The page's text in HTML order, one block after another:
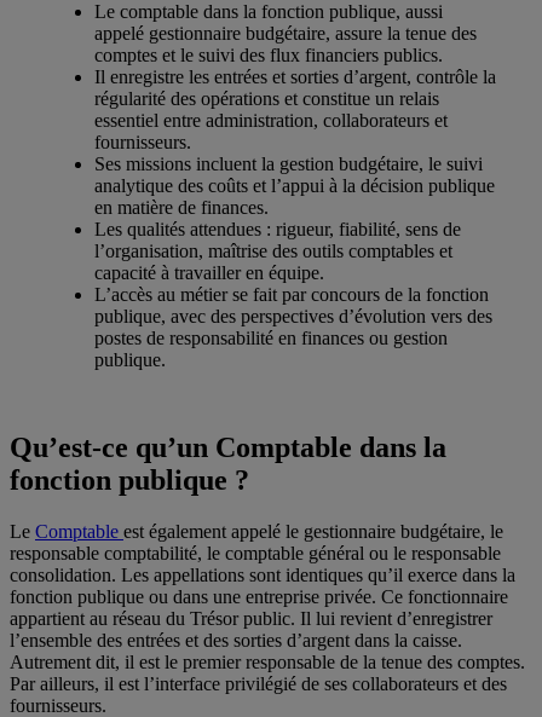
Le comptable dans la fonction publique, aussi
appelé gestionnaire budgétaire, assure la tenue des
comptes et le suivi des flux financiers publics.
Il enregistre les entrées et sorties d’argent, contrôle la
régularité des opérations et constitue un relais
essentiel entre administration, collaborateurs et
fournisseurs.
Ses missions incluent la gestion budgétaire, le suivi
analytique des coûts et l’appui à la décision publique
en matière de finances.
Les qualités attendues : rigueur, fiabilité, sens de
l’organisation, maîtrise des outils comptables et
capacité à travailler en équipe.
L’accès au métier se fait par concours de la fonction
publique, avec des perspectives d’évolution vers des
postes de responsabilité en finances ou gestion
publique.
Qu’est-ce qu’un Comptable dans la
fonction publique ?
Le Comptable est également appelé le gestionnaire budgétaire, le
responsable comptabilité, le comptable général ou le responsable
consolidation. Les appellations sont identiques qu’il exerce dans la
fonction publique ou dans une entreprise privée. Ce fonctionnaire
appartient au réseau du Trésor public. Il lui revient d’enregistrer
l’ensemble des entrées et des sorties d’argent dans la caisse.
Autrement dit, il est le premier responsable de la tenue des comptes.
Par ailleurs, il est l’interface privilégié de ses collaborateurs et des
fournisseurs.